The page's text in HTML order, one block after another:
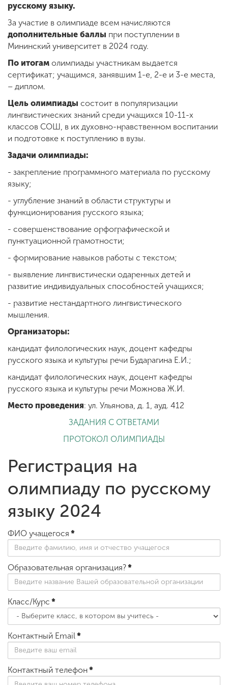
русскому языку.
За участие в олимпиаде всем начисляются
дополнительные баллы при поступлении в
Мининский университет в 2024 году.
По итогам олимпиады участникам выдается
сертификат; учащимся, занявшим 1-е, 2-е и 3-е места,
– диплом.
Цель олимпиады состоит в популяризации
лингвистических знаний среди учащихся 10-11-х
классов СОШ, в их духовно-нравственном воспитании
и подготовке к поступлению в вузы.
Задачи олимпиады:
- закрепление программного материала по русскому
языку;
- углубление знаний в области структуры и
функционирования русского языка;
- совершенствование орфографической и
пунктуационной грамотности;
- формирование навыков работы с текстом;
- выявление лингвистически одаренных детей и
развитие индивидуальных способностей учащихся;
- развитие нестандартного лингвистического
мышления.
Организаторы:
кандидат филологических наук, доцент кафедры
русского языка и культуры речи Бударагина Е.И.;
кандидат филологических наук, доцент кафедры
русского языка и культуры речи Можнова Ж.И.
Место проведения: ул. Ульянова, д. 1, ауд. 412
ЗАДАНИЯ С ОТВЕТАМИ
ПРОТОКОЛ ОЛИМПИАДЫ
Регистрация на
олимпиаду по русскому
языку 2024
ФИО учащегося *
Образовательная организация?*
Класс/Курс *
Контактный Email*
Контактный телефон*